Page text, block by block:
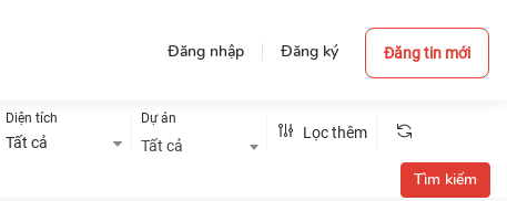
Đăng nhập Đăng ký Đăng tin mới
Diện tích
Tất cả
Dự án
Tất cả
Lọc thêm